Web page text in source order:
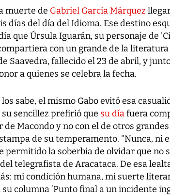
muerte de Gabriel García Márquez
días del día del Idioma. Ese destino
que Úrsula Iguarán, su personaje de
con un grande de la
Saavedra, fallecido el 23 de abril, y
a quienes se celebra la fecha.
los sabe, el mismo Gabo evitó esa
sencillez prefirió que su díafuera
Macondo y no con el de otros
de su temperamento. "Nunca, ni
permitido la soberbia de olvidar que no
telegrafista de Aracataca. De esa
mi condición humana, mi suerte
columna ‘Punto final a un incidente